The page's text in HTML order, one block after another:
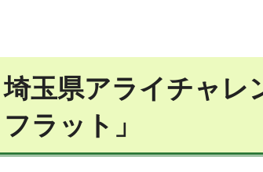
埼玉県アライチャレ
フラット」